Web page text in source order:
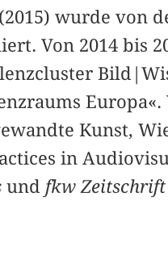
(2015) wurde von
Von 2014 bis
Europa«.
Kunst,
in
und fkw Zeitschrift